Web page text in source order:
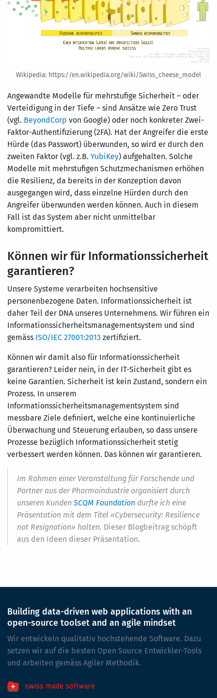
Wikipedia: https://en.wikipedia.org/wiki/Swiss_cheese_model
Angewandte Modelle für mehrstufige Sicherheit – oder
Verteidigung in der Tiefe – sind Ansätze wie Zero Trust
(vgl. BeyondCorp von Google) oder noch konkreter Zwei-
Faktor-Authentifizierung (2FA). Hat der Angreifer die erste
Hürde (das Passwort) überwunden, so wird er durch den
zweiten Faktor (vgl. z.B. YubiKey) aufgehalten. Solche
Modelle mit mehrstufigen Schutzmechanismen erhöhen
die Resilienz, da bereits in der Konzeption davon
ausgegangen wird, dass einzelne Hürden durch den
Angreifer überwunden werden können. Auch in diesem
Fall ist das System aber nicht unmittelbar
kompromittiert.
Können wir für Informationssicherheit
garantieren?
Unsere Systeme verarbeiten hochsensitive
personenbezogene Daten. Informationssicherheit ist
daher Teil der DNA unseres Unternehmens. Wir führen ein
Informationssicherheitsmanagementsystem und sind
gemäss ISO/IEC 27001:2013 zertifiziert.
Können wir damit also für Informationssicherheit
garantieren? Leider nein, in der IT-Sicherheit gibt es
keine Garantien. Sicherheit ist kein Zustand, sondern ein
Prozess. In unserem
Informationssicherheitsmanagementsystem sind
messbare Ziele definiert, welche eine kontinuierliche
Überwachung und Steuerung erlauben, so dass unsere
Prozesse bezüglich Informationssicherheit stetig
verbessert werden können. Das können wir garantieren.
Im Rahmen einer Veranstaltung für Forschende und
Partner aus der Pharmaindustrie organisiert durch
unseren Kunden SCQM Foundation durfte ich eine
Präsentation mit dem Titel «Cybersecurity: Resilience
not Resignation» halten. Dieser Blogbeitrag schöpft
aus den Ideen dieser Präsentation.
Building data-driven web applications with an
open-source toolset and an agile mindset
Wir entwickeln qualitativ hochstehende Software. Dazu
setzen wir auf die besten Open Source Entwickler-Tools
und arbeiten gemäss Agiler Methodik.